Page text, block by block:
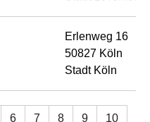
Erlenweg 16
50827 Köln
Stadt Köln
6 7 8 9 10